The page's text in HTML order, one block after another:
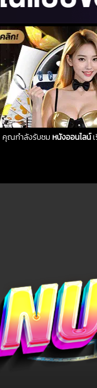
คุณกำลังรับชมหนังออนไลน์